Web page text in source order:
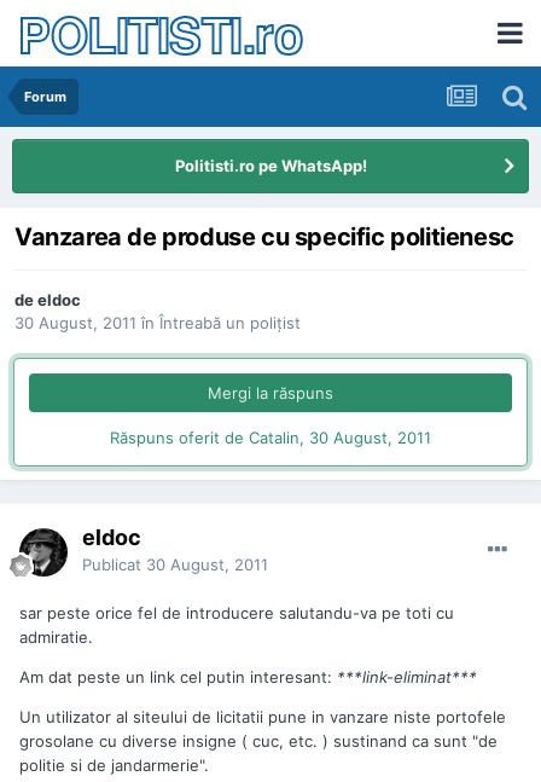
POLITISTI.ro
Forum
Politisti.ro pe WhatsApp!
Vanzarea de produse cu specific politienesc
deeldoc
30 August, 2011 în Întreabă un poliţist
Mergi la răspuns
Răspuns oferit de Catalin, 30 August, 2011
eldoc
Publicat 30 August, 2011
sar peste orice fel de introducere salutandu-va pe toti cu
admiratie.
Am dat peste un link cel putin interesant: ***link-eliminat***
Un utilizator al siteului de licitatii pune in vanzare niste portofele
grosolane cu diverse insigne ( cuc, etc. ) sustinand ca sunt "de
politie si de jandarmerie".